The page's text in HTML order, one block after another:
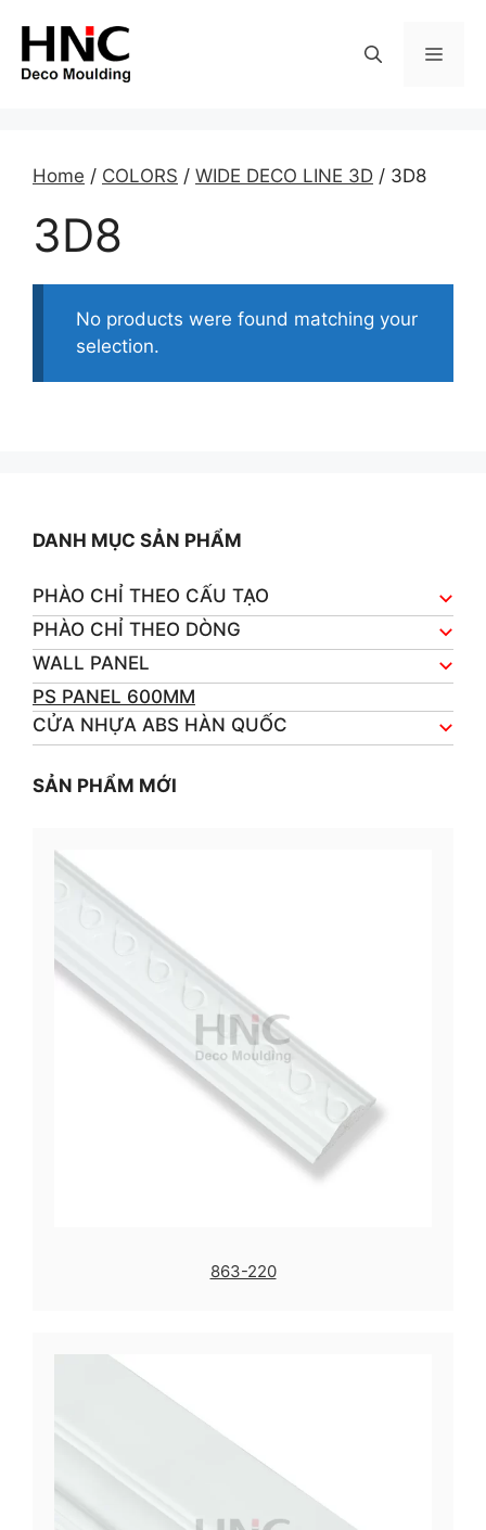
content
Home / COLORS / WIDE DECO LINE 3D / 3D8
3D8
No products were found matching your
selection.
DANH MỤC SẢN PHẨM
PHÀO CHỈ THEO CẤU TẠO
PHÀO CHỈ THEO DÒNG
WALL PANEL
PS PANEL 600MM
CỬA NHỰA ABS HÀN QUỐC
SẢN PHẨM MỚI
863-220